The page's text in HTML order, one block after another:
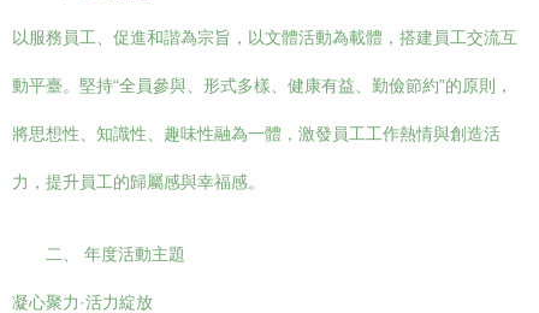
以服務員工、促進和諧為宗旨，以文體活動為載體，搭建員工交流互
動平臺。堅持“全員參與、形式多樣、健康有益、勤儉節約”的原則，
將思想性、知識性、趣味性融為一體，激發員工工作熱情與創造活
力，提升員工的歸屬感與幸福感。
二、 年度活動主題
凝心聚力·活力綻放